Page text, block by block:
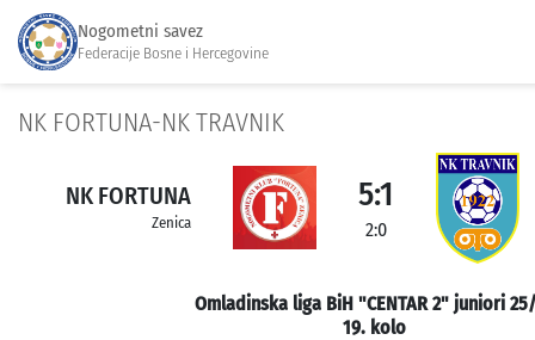
Nogometni savez
Federacije Bosne i Hercegovine
NK FORTUNA-NK TRAVNIK
NK FORTUNA
Zenica
5:1
2:0
Omladinska liga BiH "CENTAR 2" juniori
19. kolo